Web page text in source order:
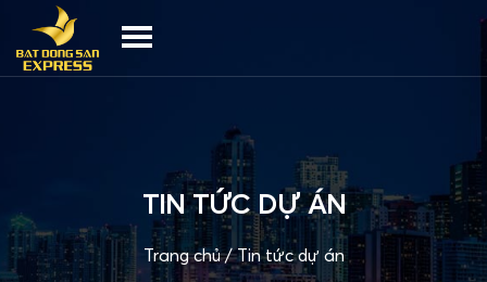
TIN TỨC DỰ ÁN
Trang chủ/Tin tức dự án